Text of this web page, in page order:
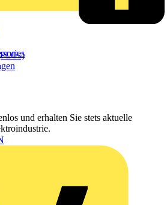
und erhalten Sie stets aktuelle
Datenschutzerklärung